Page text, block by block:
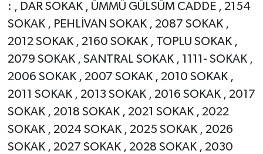
: , DAR SOKAK , ÜMMÜ GÜLSÜM CADDE , 2154
SOKAK , PEHLİVAN SOKAK , 2087 SOKAK ,
2012 SOKAK , 2160 SOKAK , TOPLU SOKAK ,
2079 SOKAK , SANTRAL SOKAK , 1111- SOKAK ,
2006 SOKAK , 2007 SOKAK , 2010 SOKAK ,
2011 SOKAK , 2013 SOKAK , 2016 SOKAK , 2017
SOKAK , 2018 SOKAK , 2021 SOKAK , 2022
SOKAK , 2024 SOKAK , 2025 SOKAK , 2026
SOKAK , 2027 SOKAK , 2028 SOKAK , 2030